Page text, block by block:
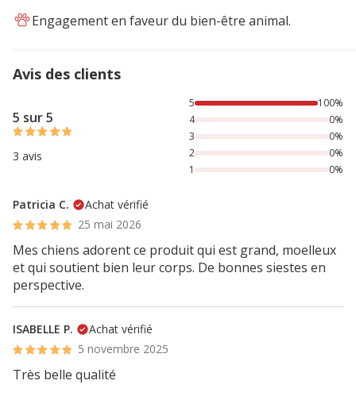
Engagement en faveur du bien-être animal.
Avis des clients
5 sur 5
3 avis
100% des personnes lont noté avec {1} étoiles,
5
100%
4
0%
3
0%
2
0%
1
0%
Patricia C.
Achat vérifié
25 mai 2026
Mes chiens adorent ce produit qui est grand, moelleux
et qui soutient bien leur corps. De bonnes siestes en
perspective.
ISABELLE P.
Achat vérifié
5 novembre 2025
Très belle qualité